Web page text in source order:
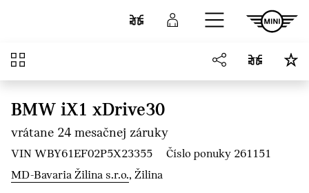
Porovnať Prihlásenie
Prehľad
BMW iX1 xDrive30
vrátane 24 mesačnej záruky
VIN WBY61EF02P5X23355
Číslo ponuky 261151
MD-Bavaria Žilina s.r.o., Žilina